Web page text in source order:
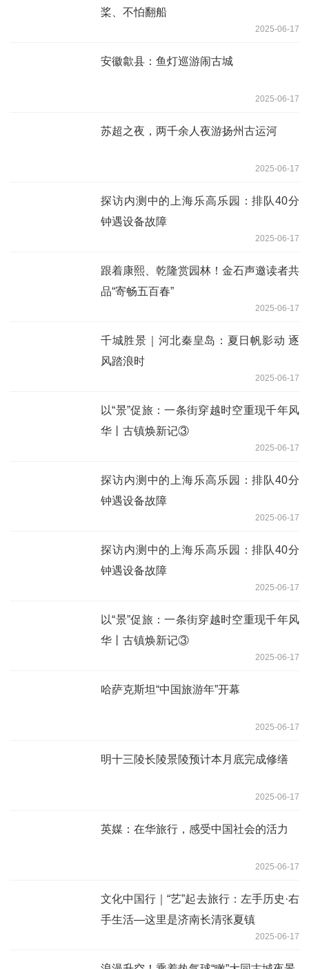
桨、不怕翻船
2025-06-17
安徽歙县：鱼灯巡游闹古城
2025-06-17
苏超之夜，两千余人夜游扬州古运河
2025-06-17
探访内测中的上海乐高乐园：排队40分
钟遇设备故障
2025-06-17
跟着康熙、乾隆赏园林！金石声邀读者共
品“寄畅五百春”
2025-06-17
千城胜景｜河北秦皇岛：夏日帆影动 逐
风踏浪时
2025-06-17
以“景”促旅：一条街穿越时空重现千年风
华丨古镇焕新记③
2025-06-17
探访内测中的上海乐高乐园：排队40分
钟遇设备故障
2025-06-17
探访内测中的上海乐高乐园：排队40分
钟遇设备故障
2025-06-17
以“景”促旅：一条街穿越时空重现千年风
华丨古镇焕新记③
2025-06-17
哈萨克斯坦“中国旅游年”开幕
2025-06-17
明十三陵长陵景陵预计本月底完成修缮
2025-06-17
英媒：在华旅行，感受中国社会的活力
2025-06-17
文化中国行｜“艺”起去旅行：左手历史·右
手生活—这里是济南长清张夏镇
2025-06-17